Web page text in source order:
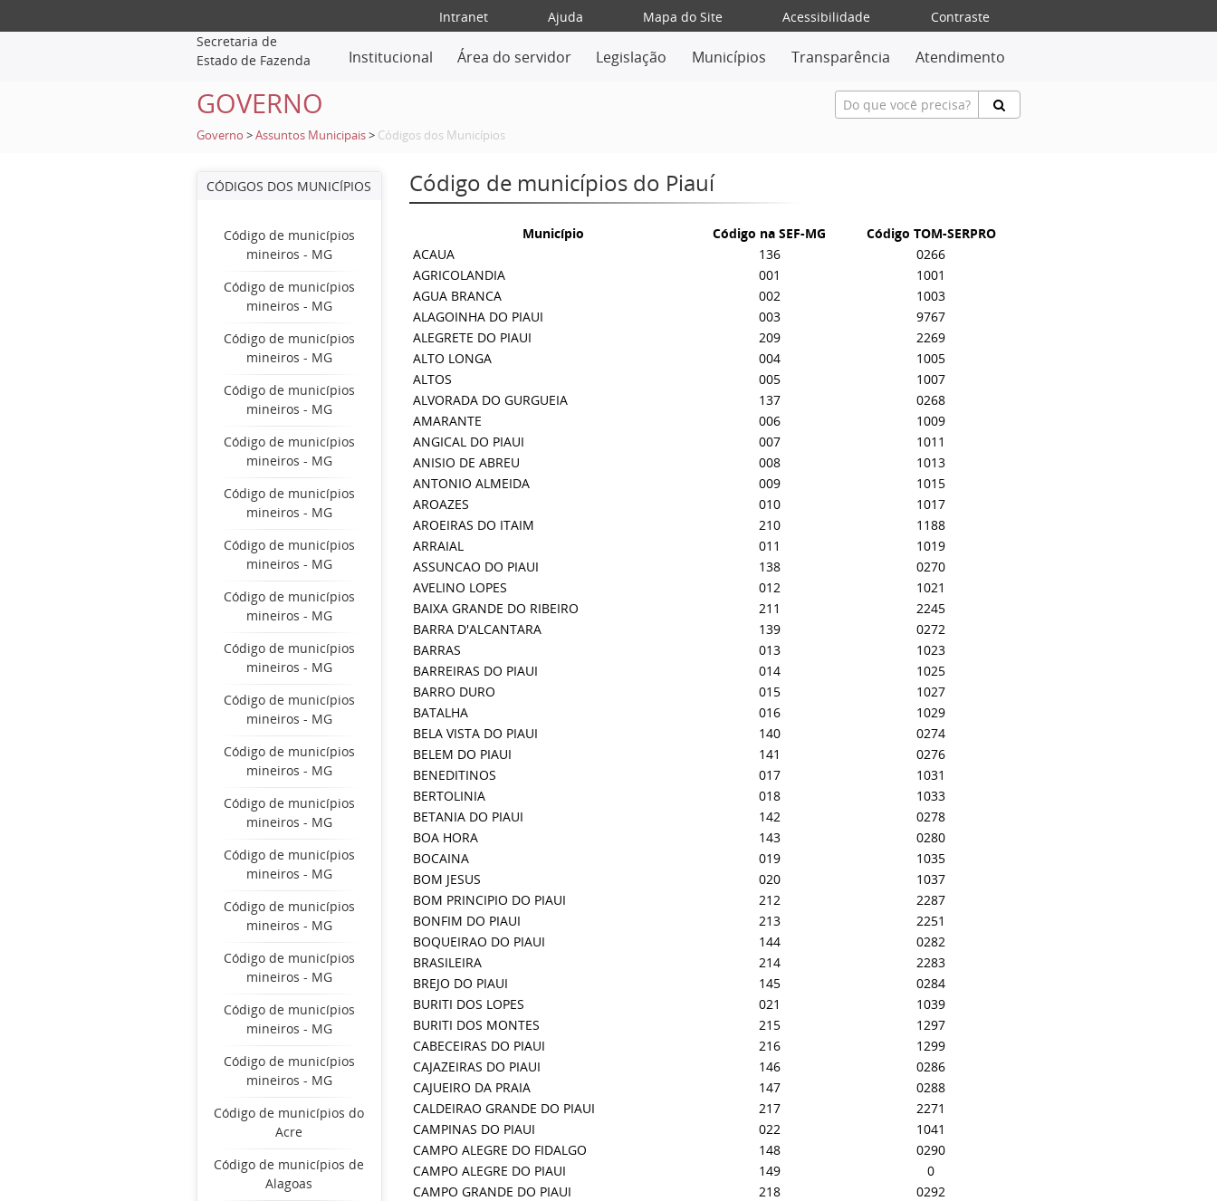
Intranet Ajuda Mapa do Site Acessibilidade
Contraste
Secretaria de
Estado de Fazenda
Institucional Área do servidor Legislação Municípios Transparência Atendimento
GOVERNO
Governo >Assuntos Municipais > Códigos dos Municípios
CÓDIGOS DOS MUNICÍPIOS
Código de municípios
mineiros - MG
Código de municípios
mineiros - MG
Código de municípios
mineiros - MG
Código de municípios
mineiros - MG
Código de municípios
mineiros - MG
Código de municípios
mineiros - MG
Código de municípios
mineiros - MG
Código de municípios
mineiros - MG
Código de municípios
mineiros - MG
Código de municípios
mineiros - MG
Código de municípios
mineiros - MG
Código de municípios
mineiros - MG
Código de municípios
mineiros - MG
Código de municípios
mineiros - MG
Código de municípios
mineiros - MG
Código de municípios
mineiros - MG
Código de municípios
mineiros - MG
Código de municípios do
Acre
Código de municípios de
Alagoas
Código de municípios do Piauí
Município Código na SEF-MG
Código TOM-SERPRO
ACAUA
136
0266
AGRICOLANDIA
001
1001
AGUA BRANCA
002
1003
ALAGOINHA DO PIAUI
003
9767
ALEGRETE DO PIAUI
209
2269
ALTO LONGA
004
1005
ALTOS
005
1007
ALVORADA DO GURGUEIA
137
0268
AMARANTE
006
1009
ANGICAL DO PIAUI
007
1011
ANISIO DE ABREU
008
1013
ANTONIO ALMEIDA
009
1015
AROAZES
010
1017
AROEIRAS DO ITAIM
210
1188
ARRAIAL
011
1019
ASSUNCAO DO PIAUI
138
0270
AVELINO LOPES
012
1021
BAIXA GRANDE DO RIBEIRO
211
2245
BARRA D'ALCANTARA
139
0272
BARRAS
013
1023
BARREIRAS DO PIAUI
014
1025
BARRO DURO
015
1027
BATALHA
016
1029
BELA VISTA DO PIAUI
140
0274
BELEM DO PIAUI
141
0276
BENEDITINOS
017
1031
BERTOLINIA
018
1033
BETANIA DO PIAUI
142
0278
BOA HORA
143
0280
BOCAINA
019
1035
BOM JESUS
020
1037
BOM PRINCIPIO DO PIAUI
212
2287
BONFIM DO PIAUI
213
2251
BOQUEIRAO DO PIAUI
144
0282
BRASILEIRA
214
2283
BREJO DO PIAUI
145
0284
BURITI DOS LOPES
021
1039
BURITI DOS MONTES
215
1297
CABECEIRAS DO PIAUI
216
1299
CAJAZEIRAS DO PIAUI
146
0286
CAJUEIRO DA PRAIA
147
0288
CALDEIRAO GRANDE DO PIAUI
217
2271
CAMPINAS DO PIAUI
022
1041
CAMPO ALEGRE DO FIDALGO
148
0290
CAMPO ALEGRE DO PIAUI
149
0
CAMPO GRANDE DO PIAUI
218
0292